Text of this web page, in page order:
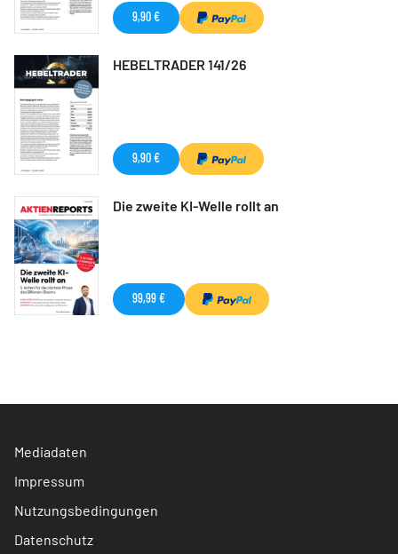
9,90 €
HEBELTRADER 141/26
9,90 €
Die zweite KI-Welle rollt an
99,99 €
Mediadaten
Impressum
Nutzungsbedingungen
Datenschutz